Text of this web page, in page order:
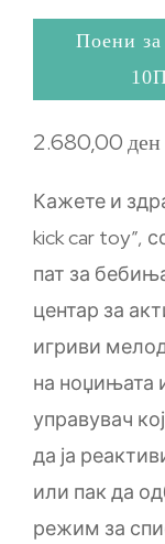
Поени
2.680,00ден
Кажете и
kick car toy”,
пат за
центар за
игриви
на ноџињата
управувач
да ја
или пак да
режим за